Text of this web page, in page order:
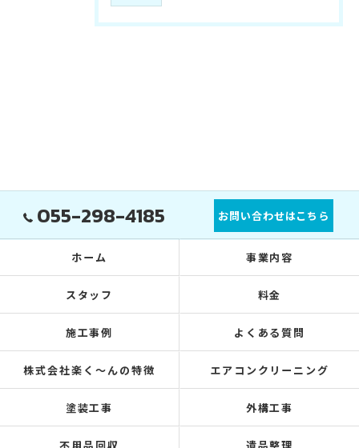
055-298-4185 お問い合わせはこちら
ホーム 事業内容
スタッフ 料金
施工事例 よくある質問
株式会社楽く～んの特徴 エアコンクリーニング
塗装工事 外構工事